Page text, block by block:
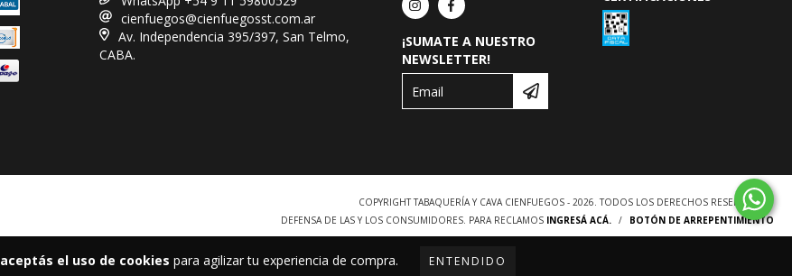
aceptás el uso de cookies para agilizar tu experiencia de compra. ENTENDIDO
cienfuegos@cienfuegosst.com.ar
Av. Independencia 395/397, San Telmo,
CABA.
¡SUMATE A NUESTRO
NEWSLETTER!
COPYRIGHT TABAQUERÍA Y CAVA CIENFUEGOS - 2026. TODOS LOS DERECHOS RESERVADOS.
DEFENSA DE LAS Y LOS CONSUMIDORES. PARA RECLAMOS INGRESÁ ACÁ. / BOTÓN DE ARREPENTIMIENTO